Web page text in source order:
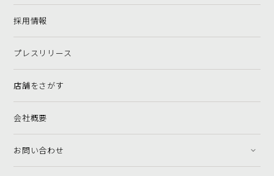
採用情報
プレスリリース
店舗をさがす
会社概要
お問い合わせ